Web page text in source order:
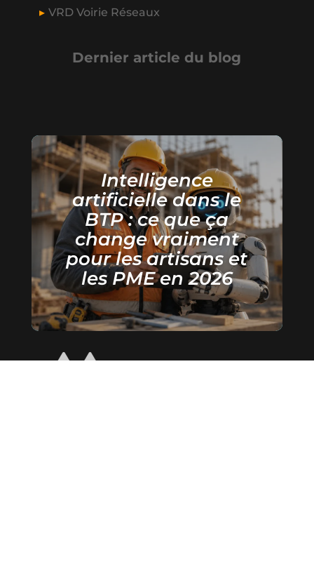
VRD Voirie Réseaux
Dernier article du blog
Intelligence
artificielle dans le
BTP : ce que ça
change vraiment
pour les artisans et
les PME en 2026